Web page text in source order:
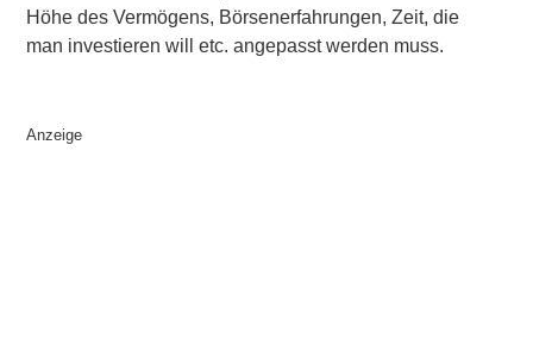
Höhe des Vermögens, Börsenerfahrungen, Zeit, die
man investieren will etc. angepasst werden muss.
Anzeige